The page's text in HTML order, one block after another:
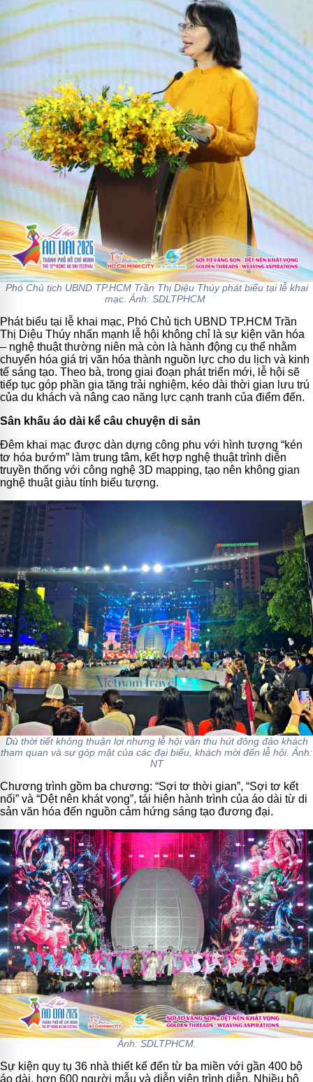
Phó Chủ tịch UBND TP.HCM Trần Thị Diệu Thúy phát biểu tại lễ khai
mạc. Ảnh: SDLTPHCM
Phát biểu tại lễ khai mạc, Phó Chủ tịch UBND TP.HCM Trần
Thị Diệu Thúy nhấn mạnh lễ hội không chỉ là sự kiện văn hóa
– nghệ thuật thường niên mà còn là hành động cụ thể nhằm
chuyển hóa giá trị văn hóa thành nguồn lực cho du lịch và kinh
tế sáng tạo. Theo bà, trong giai đoạn phát triển mới, lễ hội sẽ
tiếp tục góp phần gia tăng trải nghiệm, kéo dài thời gian lưu trú
của du khách và nâng cao năng lực cạnh tranh của điểm đến.
Sân khấu áo dài kể câu chuyện di sản
Đêm khai mạc được dàn dựng công phu với hình tượng “kén
tơ hóa bướm” làm trung tâm, kết hợp nghệ thuật trình diễn
truyền thống với công nghệ 3D mapping, tạo nên không gian
nghệ thuật giàu tính biểu tượng.
Dù thời tiết không thuận lợi nhưng lễ hội vẫn thu hút đông đảo khách
tham quan và sự góp mặt của các đại biểu, khách mời đến lễ hội. Ảnh:
NT
Chương trình gồm ba chương: “Sợi tơ thời gian”, “Sợi tơ kết
nối” và “Dệt nên khát vọng”, tái hiện hành trình của áo dài từ di
sản văn hóa đến nguồn cảm hứng sáng tạo đương đại.
Ảnh: SDLTPHCM.
Sự kiện quy tụ 36 nhà thiết kế đến từ ba miền với gần 400 bộ
áo dài, hơn 600 người mẫu và diễn viên trình diễn. Nhiều bộ